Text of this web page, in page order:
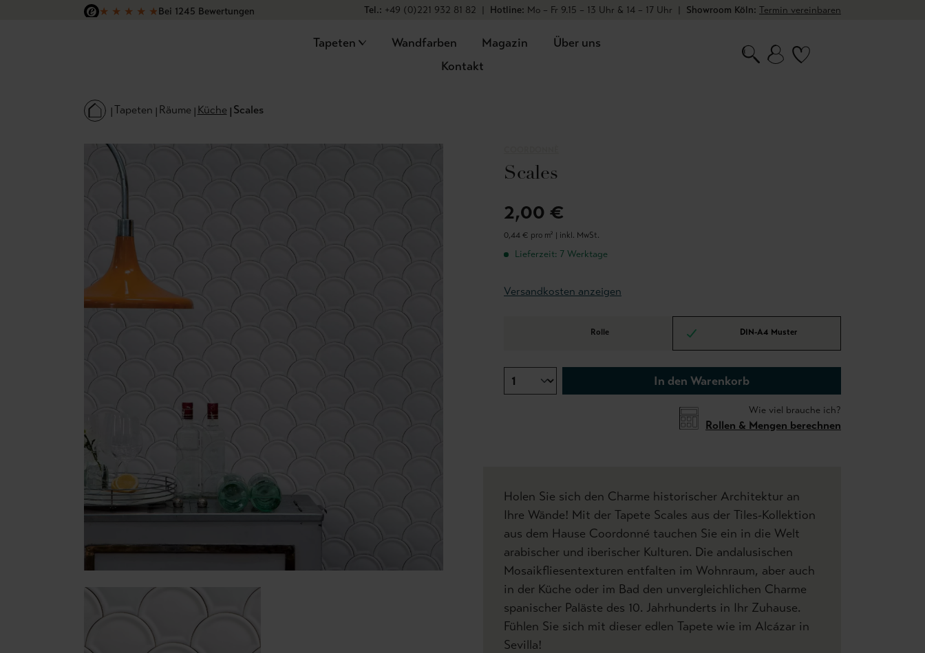
Hauptinhalt springen
Zur Suche springen
Zur Hauptnavigation springen
★ ★ ★ ★ ★Bei 1245 Bewertungen
Tel.: +49 (0)221 932 81 82 | Hotline: Mo – Fr 9.15 – 13 Uhr & 14 – 17 Uhr | Showroom Köln: Termin vereinbaren
Tapeten Wandfarben Magazin
Über uns
Kontakt
Tapeten Räume Küche Scales
Scales
2,00 €
0,44 € pro m² | inkl. MwSt.
Lieferzeit: 7 Werktage
Versandkosten anzeigen
Rolle DIN-A4 Muster
In den Warenkorb
Wie viel brauche ich?
Rollen & Mengen berechnen
Holen Sie sich den Charme historischer Architektur an
Ihre Wände! Mit der Tapete Scales aus der Tiles-Kollektion
aus dem Hause Coordonné tauchen Sie ein in die Welt
arabischer und iberischer Kulturen. Die andalusischen
Mosaikfliesentexturen entfalten im Wohnraum, aber auch
in der Küche oder im Bad den unvergleichlichen Charme
spanischer Paläste des 10. Jahrhunderts in Ihr Zuhause.
Fühlen Sie sich mit dieser edlen Tapete wie im Alcázar in
Sevilla!